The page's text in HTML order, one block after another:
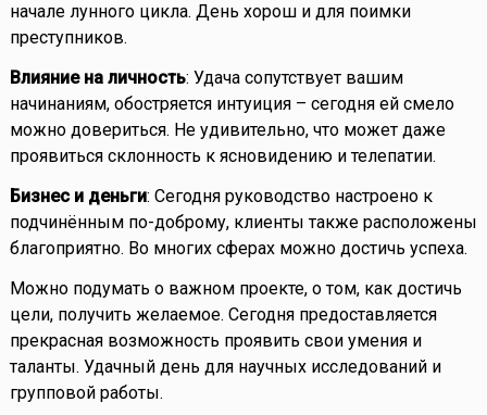
начале лунного цикла. День хорош и для поимки
преступников.
Влияние на личность: Удача сопутствует вашим
начинаниям, обостряется интуиция – сегодня ей смело
можно довериться. Не удивительно, что может даже
проявиться склонность к ясновидению и телепатии.
Бизнес и деньги: Сегодня руководство настроено к
подчинённым по-доброму, клиенты также расположены
благоприятно. Во многих сферах можно достичь успеха.
Можно подумать о важном проекте, о том, как достичь
цели, получить желаемое. Сегодня предоставляется
прекрасная возможность проявить свои умения и
таланты. Удачный день для научных исследований и
групповой работы.